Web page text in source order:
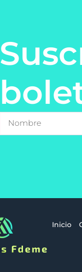
Inicio